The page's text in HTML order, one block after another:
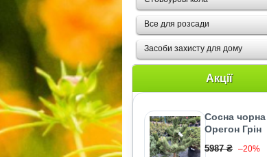
Все для розсади
Засоби захисту для дому
Акції
Сосна чорна
Орегон Грін
5987 ₴ –20%